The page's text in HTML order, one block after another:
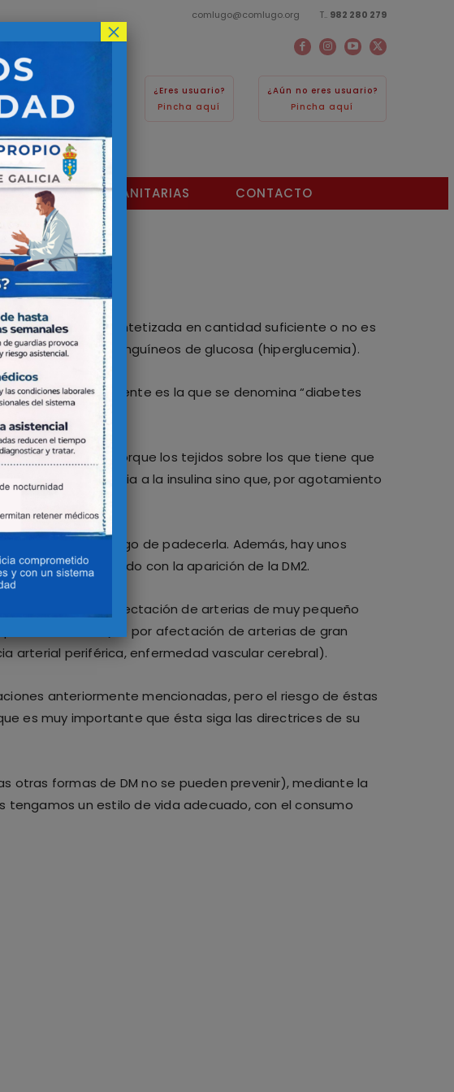
comlugo@comlugo.org T.. 982 280 279
¿Eres usuario?
Pincha aquí
¿Aún no eres usuario?
Pincha aquí
ALERTAS SANITARIAS CONTACTO
insulina no es sintetizada en cantidad suficiente o no es
de los niveles sanguíneos de glucosa (hiperglucemia).
más frecuente es la que se denomina “diabetes
hacer su efecto porque los tejidos sobre los que tiene que
la resistencia a la insulina sino que, por agotamiento
tienen más riesgo de padecerla. Además, hay unos
factor relacionado con la aparición de la DM2.
ya sea por afectación de arterias de muy pequeño
diabéticas), o por afectación de arterias de gran
arterial periférica, enfermedad vascular cerebral).
anteriormente mencionadas, pero el riesgo de éstas
es muy importante que ésta siga las directrices de su
otras formas de DM no se pueden prevenir), mediante la
un estilo de vida adecuado, con el consumo
×